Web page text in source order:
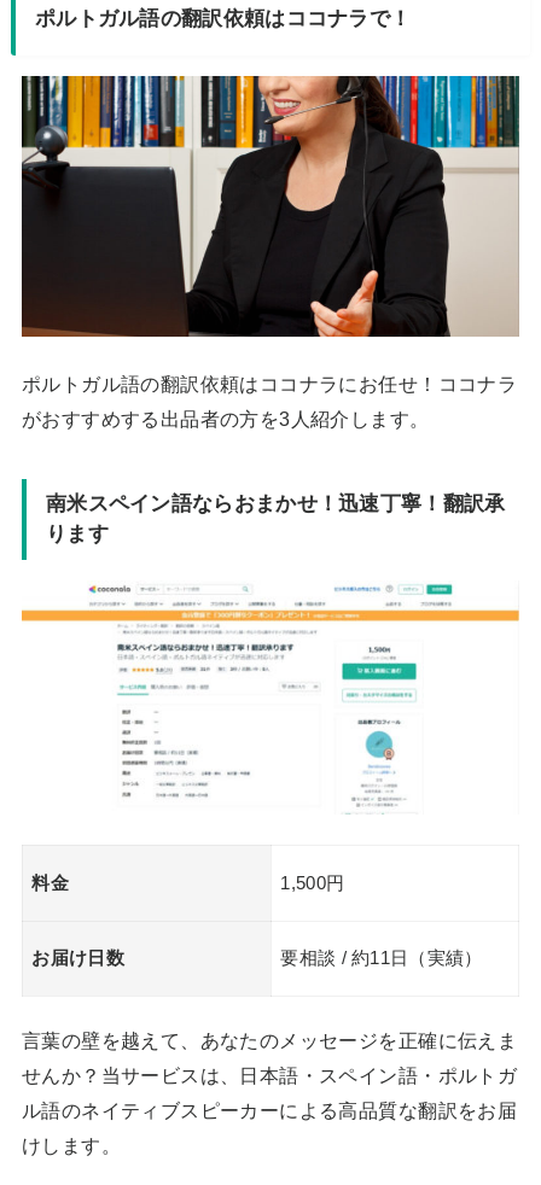
ポルトガル語の翻訳依頼はココナラで！
ポルトガル語の翻訳依頼はココナラにお任せ！ココナラ
がおすすめする出品者の方を3人紹介します。
南米スペイン語ならおまかせ！迅速丁寧！翻訳承
ります
料金 1,500円
お届け日数 要相談 / 約11日（実績）
言葉の壁を越えて、あなたのメッセージを正確に伝えま
せんか？当サービスは、日本語・スペイン語・ポルトガ
ル語のネイティブスピーカーによる高品質な翻訳をお届
けします。